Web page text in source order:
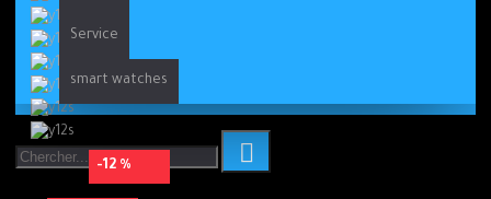
Service
smart watches
-12 %